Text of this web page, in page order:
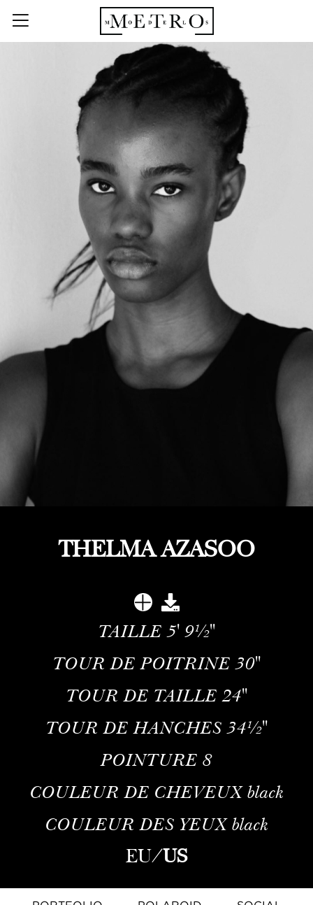
THELMA AZASOO
TAILLE 5' 9½''
TOUR DE POITRINE 30''
TOUR DE TAILLE 24''
TOUR DE HANCHES34½''
POINTURE 8
COULEUR DE CHEVEUXblack
COULEUR DES YEUXblack
EU/US